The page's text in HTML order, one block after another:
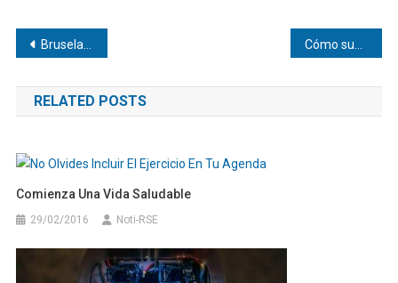
Navegación
de
entradas
Bruselas endurece su batalla contra el greenwashing Cómo subrayar textos para estudiar mejor y no marcarlo todo
RELATED POSTS
Comienza Una Vida Saludable
29/02/2016 Noti-RSE